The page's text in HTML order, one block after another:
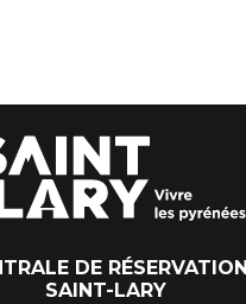
DE RÉSERVATION
SAINT-LARY